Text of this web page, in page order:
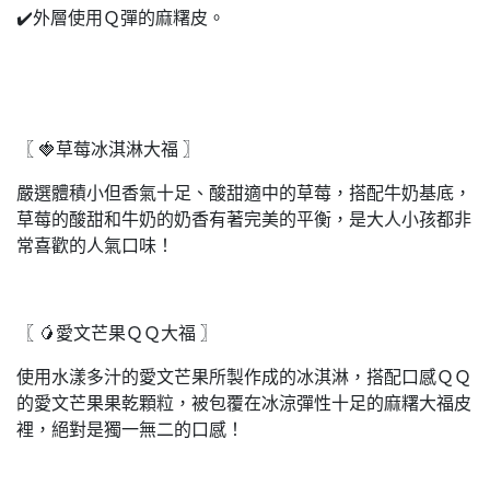
✔️外層使用Ｑ彈的麻糬皮。
〖 🍓草莓冰淇淋大福 〗
嚴選體積小但香氣十足、酸甜適中的草莓，搭配牛奶基底，
草莓的酸甜和牛奶的奶香有著完美的平衡，是大人小孩都非
常喜歡的人氣口味！
〖 🥭愛文芒果ＱＱ大福 〗
使用水漾多汁的愛文芒果所製作成的冰淇淋，搭配口感ＱＱ
的愛文芒果果乾顆粒，被包覆在冰涼彈性十足的麻糬大福皮
裡，絕對是獨一無二的口感！